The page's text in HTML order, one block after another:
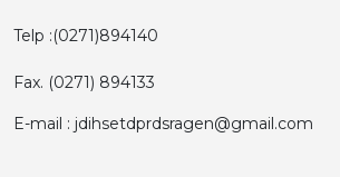
Telp :(0271)894140
Fax. (0271) 894133
E-mail : jdihsetdprdsragen@gmail.com